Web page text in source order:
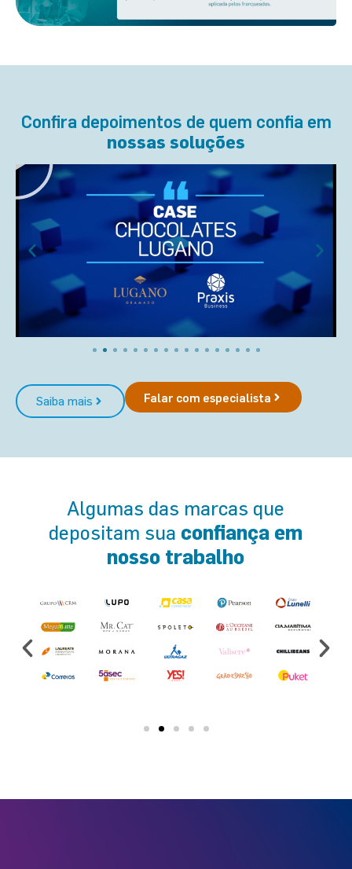
Confira depoimentos de quem confia em
nossas soluções
Saiba mais Falar com especialista
Algumas das marcas que
depositam sua confiança em
nosso trabalho